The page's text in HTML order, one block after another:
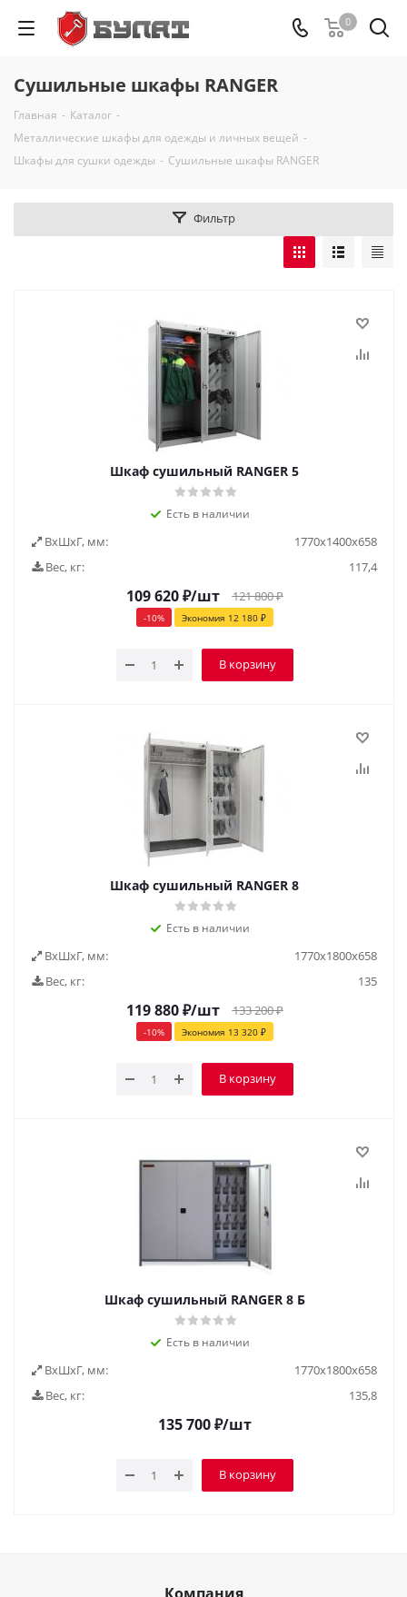
0
Сушильные шкафы RANGER
Главная - Каталог -
Металлические шкафы для одежды и личных вещей -
Шкафы для сушки одежды - Сушильные шкафы RANGER
Фильтр
Шкаф сушильный RANGER 5
Есть в наличии
ВxШxГ, мм:
1770х1400х658
Вес, кг:
117,4
109 620₽/шт 121 800₽
-10% Экономия 12 180₽
В корзину
Шкаф сушильный RANGER 8
Есть в наличии
ВxШxГ, мм:
1770х1800х658
Вес, кг:
135
119 880₽/шт 133 200₽
-10% Экономия 13 320₽
В корзину
Шкаф сушильный RANGER 8 Б
Есть в наличии
ВxШxГ, мм:
1770х1800х658
Вес, кг:
135,8
135 700₽/шт
В корзину